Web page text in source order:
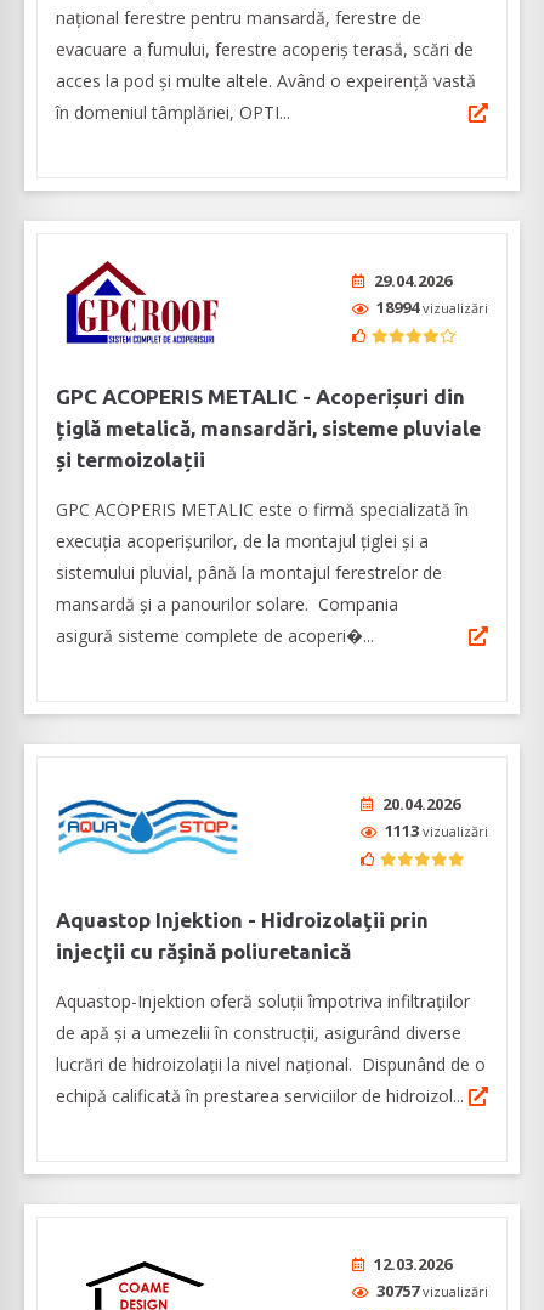
naţional ferestre pentru mansardă, ferestre de
evacuare a fumului, ferestre acoperiş terasă, scări de
acces la pod și multe altele. Având o expeirenţă vastă
în domeniul tâmplăriei, OPTI...
29.04.2026
18994vizualizări
GPC ACOPERIS METALIC - Acoperișuri din
țiglă metalică, mansardări, sisteme pluviale
și termoizolații
GPC ACOPERIS METALIC este o firmă specializată în
execuția acoperișurilor, de la montajul țiglei și a
sistemului pluvial, până la montajul ferestrelor de
mansardă și a panourilor solare. Compania
asigură sisteme complete de acoperi�...
20.04.2026
1113 vizualizări
Aquastop Injektion - Hidroizolaţii prin
injecţii cu răşină poliuretanică
Aquastop-Injektion oferă soluţii împotriva infiltraţiilor
de apă şi a umezelii în construcţii, asigurând diverse
lucrări de hidroizolaţii la nivel naţional. Dispunând de o
echipă calificată în prestarea serviciilor de hidroizol...
12.03.2026
30757vizualizări